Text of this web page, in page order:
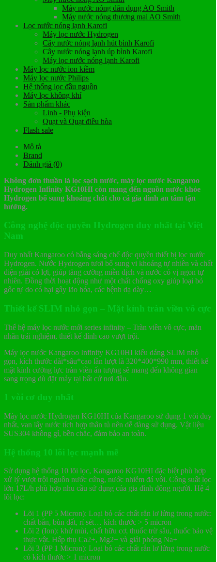
Máy nước nóng dân dụng AO Smith
Máy nước nóng thương mại AO Smith
Lọc nước nóng lạnh Karofi
Máy lọc nước Hydrogen
Cây nước nóng lạnh hút bình Karofi
Cây nước nóng lạnh úp bình Karofi
Máy lọc nước nóng lạnh Karofi
Máy lọc nước ion kiềm
Máy lọc nước Philips
Hệ thống lọc đầu nguồn
Máy lọc không khí
Sản phẩm khác
Linh - Phụ kiện
Quạt và Quạt điều hòa
Flash sale
Mô tả
Brand
Đánh giá (0)
Không đơn thuần là lọc sạch nước, máy lọc nước Kangaroo
Hydrogen Infinity KG10HI còn mang đến nguồn nước khỏe
Hydrogen bổ sung khoáng chất cho cả gia đình an tâm tận
hưởng.
Công nghệ độc quyền Hydrogen duy nhất tại Việt
Nam
Duy nhất Kangaroo có bằng sáng chế độc quyền thiết bị lọc nước
Hydrogen. Nước Hydrogen tươi bổ sung vi khoáng tự nhiên và chất
điện giải có lợi, giúp tăng cường miễn dịch và nước có vị ngon tự
nhiên. Đồng thời hoạt động như một chất chống oxy giúp loại bỏ
gốc tự do có hại gây lão hóa, các bệnh dạ dày…
Thiết kế SLIM nhỏ gọn – Mặt kính tràn viền vô cực
Thế hệ máy lọc nước mới series infinity – Tràn viền vô cực, mãn
nhãn trải nghiệm, thiết kế đỉnh cao vượt trội.
Máy lọc nước Kangaroo Infinity KG10HI kiểu dáng SLIM nhỏ
gọn, kích thước dài*sâu*cao lần lượt là 320*400*990 mm, thiết kế
mặt kính cường lực tràn viền ấn tượng sẽ mang đến không gian
sang trọng dù đặt máy tại bất cứ nơi đâu.
1 vòi cơ duy nhất
Máy lọc nước Hydrogen KG10HI của Kangaroo sử dụng 1 vòi duy
nhất, van lấy nước tích hợp thân tủ nên dễ dàng sử dụng. Vật liệu
SUS304 không gỉ, bền chắc, đảm bảo an toàn.
Hệ thống 10 lõi lọc mạnh mẽ
Sử dụng hệ thống 10 lõi lọc, Kangaroo KG10HI đặc biệt phù hợp
xử lý vượt trội nguồn nước cứng, nước nhiễm đá vôi. Công suất lọc
lớn 17L/h phù hợp nhu cầu sử dụng của gia đình đông người. Hệ 4
lõi lọc:
Lõi 1 (PP 5 Micron): Loại bỏ các chất rắn lơ lửng trong nước:
chất bẩn, bùn đất, rỉ sét… kích thước > 5 micron
Lõi 2 (Ion): khử mùi, chất hữu cơ, thuốc trừ sâu, thuốc bảo vệ
thực vật. Hấp thụ Ca2+, Mg2+ và giải phóng Na+
Lõi 3 (PP 1 Micron): Loại bỏ các chất rắn lơ lửng trong nước
có kích thước > 1 micron